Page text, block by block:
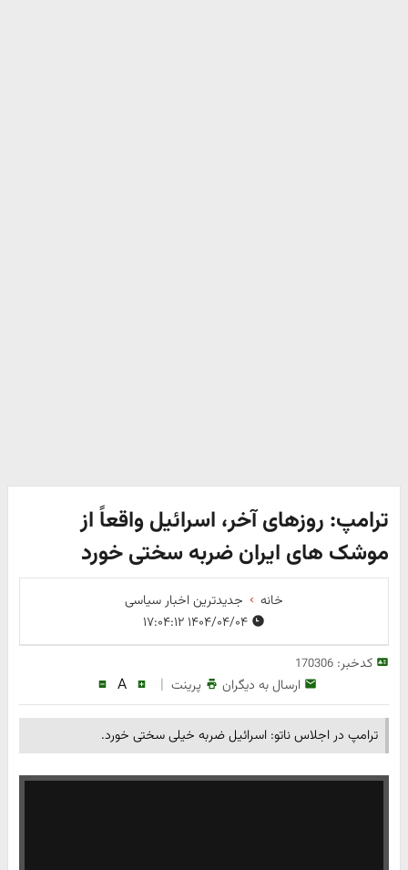
ترامپ: روزهای آخر، اسرائیل واقعاً از
موشک های ایران ضربه سختی خورد
خانه
جدیدترین اخبار سیاسی
کدخبر:170306
ارسال به دیگران پرینت |
A
ترامپ در اجلاس ناتو: اسرائیل ضربه خیلی سختی خورد.